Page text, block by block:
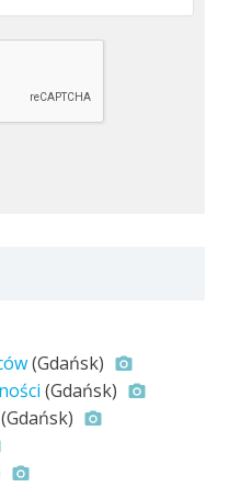
(Gdańsk)
(Gdańsk)
(Gdańsk)